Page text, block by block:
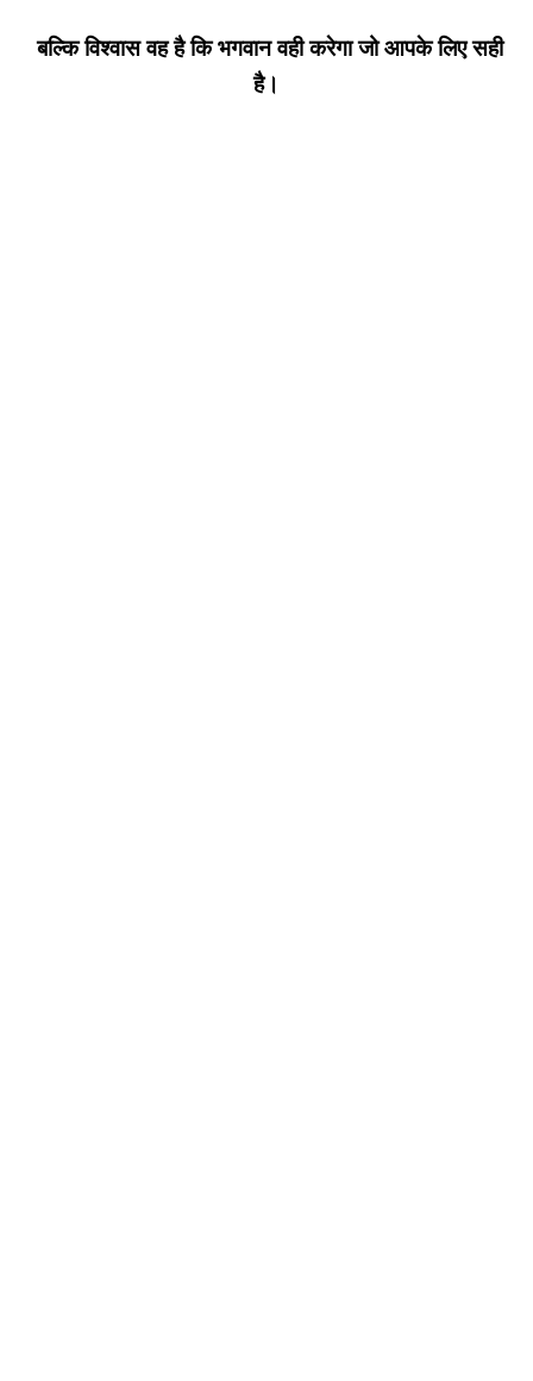
बल्कि विश्वास वह है कि भगवान वही करेगा जो आपके लिए सही
है।